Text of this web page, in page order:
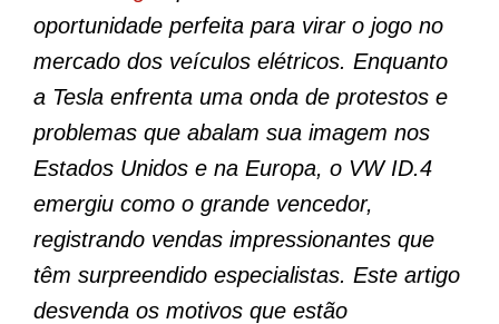
oportunidade perfeita para virar o jogo no
mercado dos veículos elétricos. Enquanto
a Tesla enfrenta uma onda de protestos e
problemas que abalam sua imagem nos
Estados Unidos e na Europa, o VW ID.4
emergiu como o grande vencedor,
registrando vendas impressionantes que
têm surpreendido especialistas. Este artigo
desvenda os motivos que estão